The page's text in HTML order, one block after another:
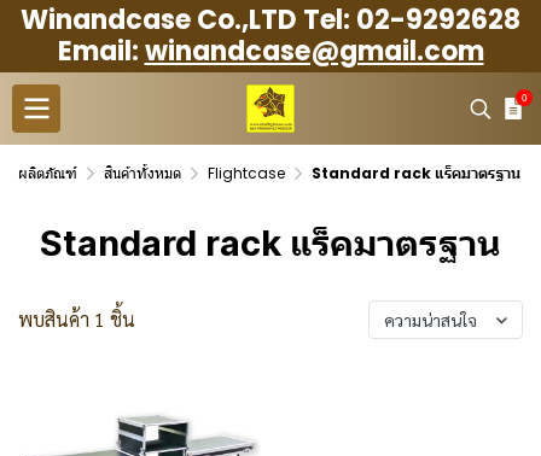
Winandcase Co.,LTD Tel: 02-9292628
Email:winandcase@gmail.com
0
ผลิตภัณฑ์ สินค้าทั้งหมด Flightcase Standard rack แร็คมาตรฐาน
Standard rack แร็คมาตรฐาน
พบสินค้า 1 ชิ้น ความน่าสนใจ